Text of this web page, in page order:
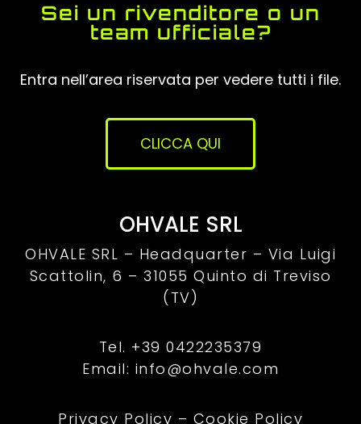
Sei un rivenditore o un
team ufficiale?
Entra nell’area riservata per vedere tutti i file.
CLICCA QUI
OHVALE SRL
OHVALE SRL – Headquarter – Via Luigi
Scattolin, 6 – 31055 Quinto di Treviso
(TV)
Tel. +39 0422235379
Email: info@ohvale.com
Privacy Policy – Cookie Policy